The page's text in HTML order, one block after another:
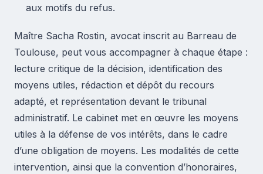
aux motifs du refus.
Maître Sacha Rostin, avocat inscrit au Barreau de
Toulouse, peut vous accompagner à chaque étape :
lecture critique de la décision, identification des
moyens utiles, rédaction et dépôt du recours
adapté, et représentation devant le tribunal
administratif. Le cabinet met en œuvre les moyens
utiles à la défense de vos intérêts, dans le cadre
d’une obligation de moyens. Les modalités de cette
intervention, ainsi que la convention d’honoraires,